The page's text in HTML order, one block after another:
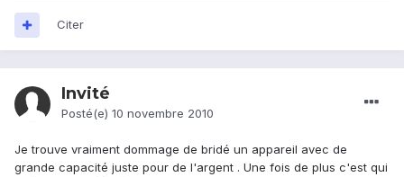
Citer
Invité
Posté(e) 10 novembre 2010
Je trouve vraiment dommage de bridé un appareil avec de
grande capacité juste pour de l'argent . Une fois de plus c'est qui